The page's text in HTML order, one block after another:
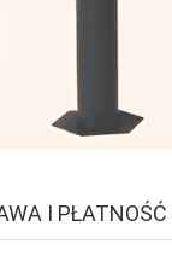
I PŁATNOŚĆ